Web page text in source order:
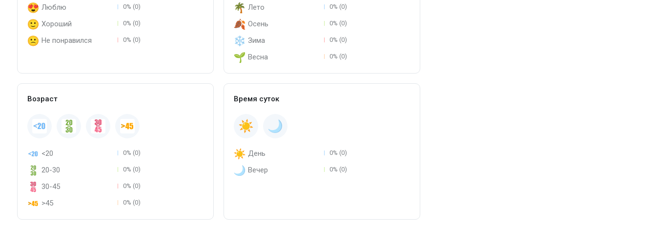
Люблю 0% (0)
Хороший 0% (0)
Не понравился 0% (0)
Лето 0% (0)
Осень 0% (0)
Зима 0% (0)
Весна 0% (0)
Возраст
<20 0% (0)
20-30 0% (0)
30-45 0% (0)
>45 0% (0)
Время суток
День 0% (0)
Вечер 0% (0)